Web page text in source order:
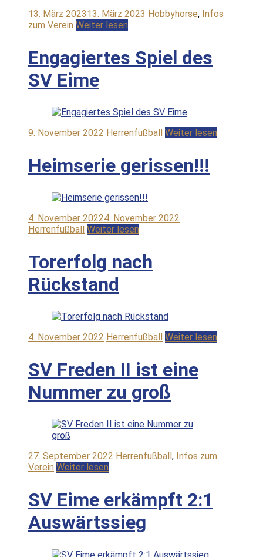
13. März 202313. März 2023 Hobbyhorse, Infos
zum Verein Weiter lesen
Engagiertes Spiel des
SV Eime
9. November 2022 Herrenfußball Weiter lesen
Heimserie gerissen!!!
4. November 20224. November 2022
Herrenfußball
Weiter lesen
Torerfolg nach
Rückstand
4. November 2022 Herrenfußball Weiter lesen
SV Freden II ist eine
Nummer zu groß
27. September 2022 Herrenfußball , Infos zum
Verein Weiter lesen
SV Eime erkämpft 2:1
Auswärtssieg